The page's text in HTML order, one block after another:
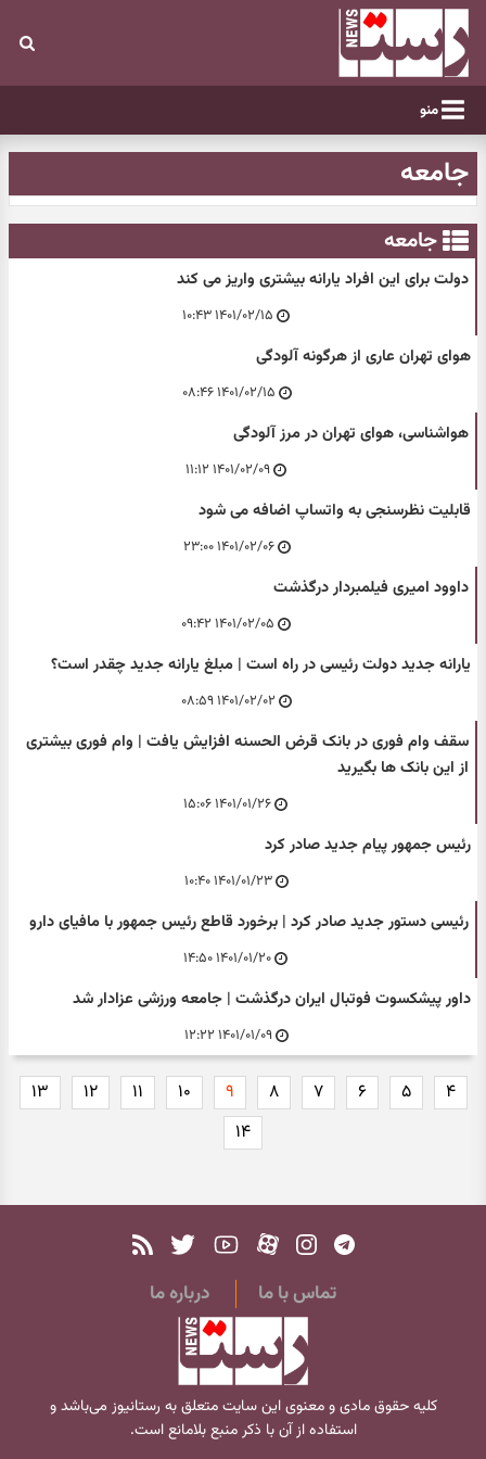
منو
جامعه
جامعه
دولت برای این افراد یارانه بیشتری واریز می کند
۱۴۰۱/۰۲/۱۵ ۱۰:۴۳
هوای تهران عاری از هرگونه آلودگی
۱۴۰۱/۰۲/۱۵ ۰۸:۴۶
هواشناسی، هوای تهران در مرز آلودگی
۱۴۰۱/۰۲/۰۹ ۱۱:۱۲
قابلیت نظرسنجی به واتساپ اضافه می شود
۱۴۰۱/۰۲/۰۶ ۲۳:۰۰
داوود امیری فیلمبردار درگذشت
۱۴۰۱/۰۲/۰۵ ۰۹:۴۲
یارانه جدید دولت رئیسی در راه است | مبلغ یارانه جدید چقدر است؟
۱۴۰۱/۰۲/۰۲ ۰۸:۵۹
سقف وام فوری در بانک قرض الحسنه افزایش یافت | وام فوری بیشتری
از این بانک ها بگیرید
۱۴۰۱/۰۱/۲۶ ۱۵:۰۶
رئیس جمهور پیام جدید صادر کرد
۱۴۰۱/۰۱/۲۳ ۱۰:۴۰
رئیسی دستور جدید صادر کرد | برخورد قاطع رئیس جمهور با مافیای دارو
۱۴۰۱/۰۱/۲۰ ۱۴:۵۰
داور پیشکسوت فوتبال ایران درگذشت | جامعه ورزشی عزادار شد
۱۴۰۱/۰۱/۰۹ ۱۲:۲۲
۴ ۵ ۶ ۷ ۸ ۹ ۱۰ ۱۱ ۱۲
۱۳
۱۴
تماس با ما درباره ما
کلیه حقوق مادی و معنوی این سایت متعلق به رستانیوز می‌باشد و
استفاده از آن با ذکر منبع بلامانع است.